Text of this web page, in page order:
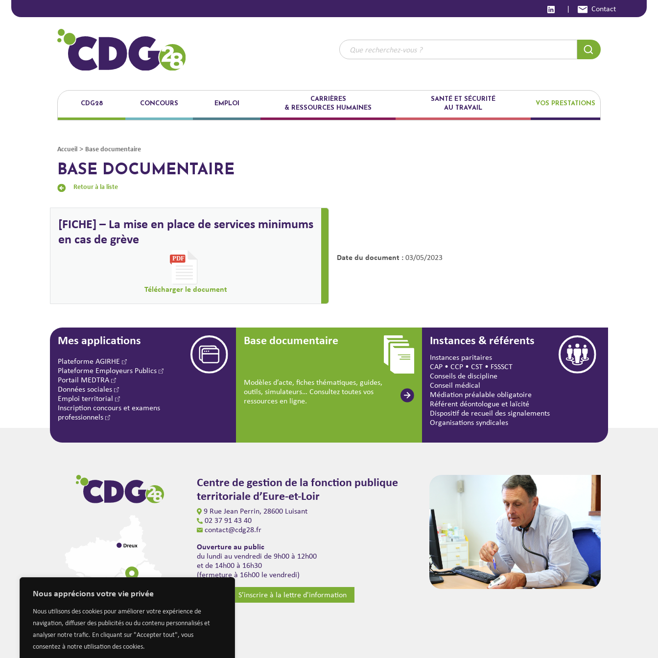
Nous apprécions votre vie privée
Nous utilisons des cookies pour améliorer votre expérience de
navigation, diffuser des publicités ou du contenu personnalisés et
analyser notre trafic. En cliquant sur "Accepter tout", vous
consentez à notre utilisation des cookies.
| Contact
CDG28 CONCOURS EMPLOI
CARRIÈRES
& RESSOURCES HUMAINES
SANTÉ ET SÉCURITÉ
AU TRAVAIL
VOS PRESTATIONS
Accueil > Base documentaire
BASE DOCUMENTAIRE
Retour à la liste
[FICHE] – La mise en place de services minimums
en cas de grève
Télécharger le document
Date du document :03/05/2023
Mes applications
Plateforme AGIRHE
Plateforme Employeurs Publics
Portail MEDTRA
Données sociales
Emploi territorial
Inscription concours et examens
professionnels
Base documentaire
Modèles d’acte, fiches thématiques, guides,
outils, simulateurs… Consultez toutes vos
ressources en ligne.
Instances & référents
Instances paritaires
CAP • CCP • CST • FSSSCT
Conseils de discipline
Conseil médical
Médiation préalable obligatoire
Référent déontologue et laïcité
Dispositif de recueil des signalements
Organisations syndicales
Centre de gestion de la fonction publique
territoriale d’Eure-et-Loir
9 Rue Jean Perrin, 28600 Luisant
02 37 91 43 40
contact@cdg28.fr
Ouverture au public
du lundi au vendredi de 9h00 à 12h00
et de 14h00 à 16h30
(fermeture à 16h00 le vendredi)
S’inscrire à la lettre d'information